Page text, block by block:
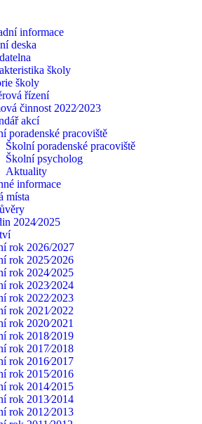
informace
deska
školy
školy
řízení
činnost 2022⁄2023
akcí
poradenské pracoviště
Školní poradenské pracoviště
Školní psycholog
Aktuality
informace
místa
2024⁄2025
rok 2026/2027
rok 2025⁄2026
rok 2024⁄2025
rok 2023⁄2024
rok 2022⁄2023
rok 2021⁄2022
rok 2020⁄2021
rok 2018⁄2019
rok 2017⁄2018
rok 2016⁄2017
rok 2015⁄2016
rok 2014⁄2015
rok 2013⁄2014
rok 2012⁄2013